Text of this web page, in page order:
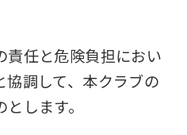
責任と危険負担におい
協調して、本クラブの
します。